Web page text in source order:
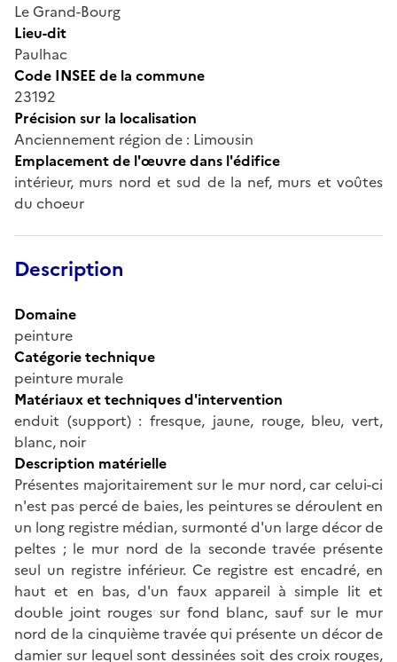
Le Grand-Bourg
Lieu-dit
Paulhac
Code INSEE de la commune
23192
Précision sur la localisation
Anciennement région de : Limousin
Emplacement de l'œuvre dans l'édifice
intérieur, murs nord et sud de la nef, murs et voûtes
du choeur
Description
Domaine
peinture
Catégorie technique
peinture murale
Matériaux et techniques d'intervention
enduit (support) : fresque, jaune, rouge, bleu, vert,
blanc, noir
Description matérielle
Présentes majoritairement sur le mur nord, car celui-ci
n'est pas percé de baies, les peintures se déroulent en
un long registre médian, surmonté d'un large décor de
peltes ; le mur nord de la seconde travée présente
seul un registre inférieur. Ce registre est encadré, en
haut et en bas, d'un faux appareil à simple lit et
double joint rouges sur fond blanc, sauf sur le mur
nord de la cinquième travée qui présente un décor de
damier sur lequel sont dessinées soit des croix rouges,